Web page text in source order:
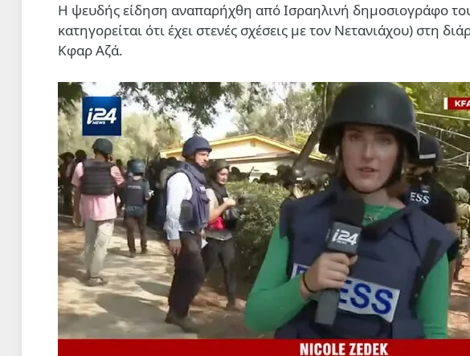
Η ψευδής είδηση αναπαρήχθη από Ισραηλινή δημοσιογράφο
κατηγορείται ότι έχει στενές σχέσεις με τον Νετανιάχου) στη
Κφαρ Αζά.